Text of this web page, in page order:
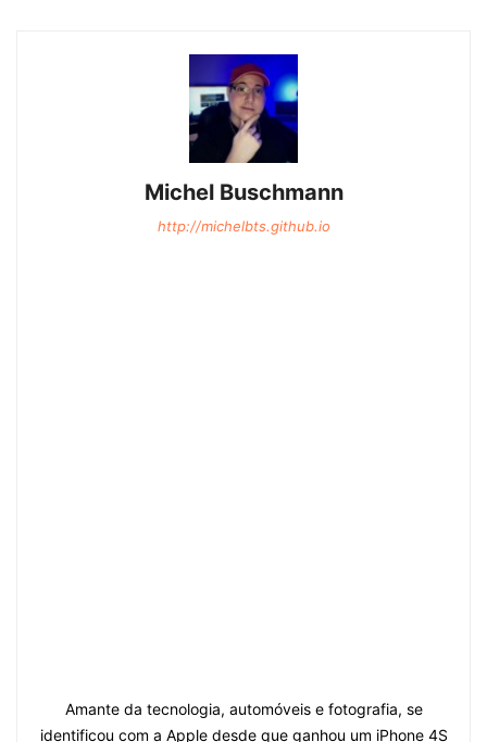
Michel Buschmann
http://michelbts.github.io
Amante da tecnologia, automóveis e fotografia, se
identificou com a Apple desde que ganhou um iPhone 4S